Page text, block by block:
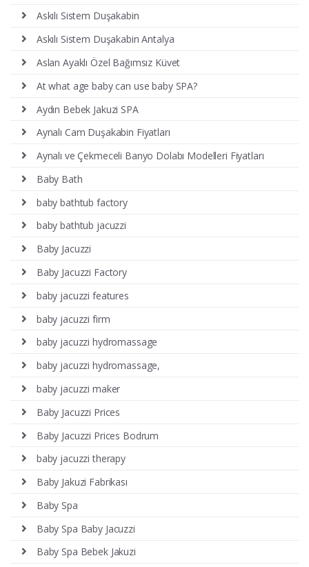
Askılı Sistem Duşakabin
Askılı Sistem Duşakabin Antalya
Aslan Ayaklı Özel Bağımsız Küvet
At what age baby can use baby SPA?
Aydın Bebek Jakuzi SPA
Aynalı Cam Duşakabin Fiyatları
Aynalı ve Çekmeceli Banyo Dolabı Modelleri Fiyatları
Baby Bath
baby bathtub factory
baby bathtub jacuzzi
Baby Jacuzzi
Baby Jacuzzi Factory
baby jacuzzi features
baby jacuzzi firm
baby jacuzzi hydromassage
baby jacuzzi hydromassage,
baby jacuzzi maker
Baby Jacuzzi Prices
Baby Jacuzzi Prices Bodrum
baby jacuzzi therapy
Baby Jakuzi Fabrikası
Baby Spa
Baby Spa Baby Jacuzzi
Baby Spa Bebek Jakuzi